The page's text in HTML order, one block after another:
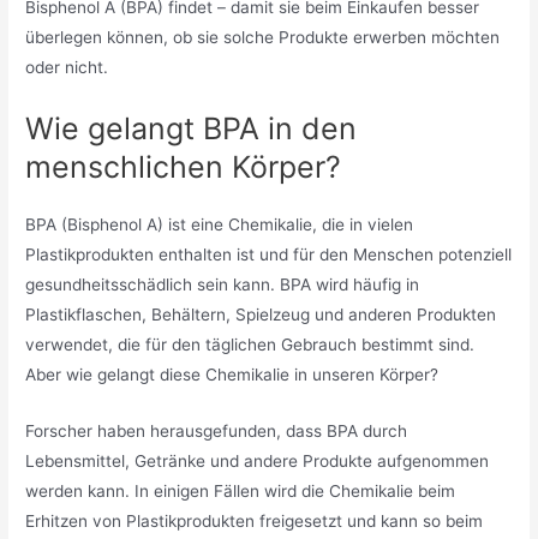
Bisphenol A (BPA) findet – damit sie beim Einkaufen besser
überlegen können, ob sie solche Produkte erwerben möchten
oder nicht.
Wie gelangt BPA in den
menschlichen Körper?
BPA (Bisphenol A) ist eine Chemikalie, die in vielen
Plastikprodukten enthalten ist und für den Menschen potenziell
gesundheitsschädlich sein kann. BPA wird häufig in
Plastikflaschen, Behältern, Spielzeug und anderen Produkten
verwendet, die für den täglichen Gebrauch bestimmt sind.
Aber wie gelangt diese Chemikalie in unseren Körper?
Forscher haben herausgefunden, dass BPA durch
Lebensmittel, Getränke und andere Produkte aufgenommen
werden kann. In einigen Fällen wird die Chemikalie beim
Erhitzen von Plastikprodukten freigesetzt und kann so beim